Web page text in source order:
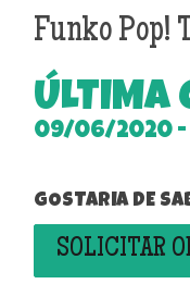
Funko Pop!
ÚLTIMA
09/06/2020 -
GOSTARIA DE
SOLICITAR